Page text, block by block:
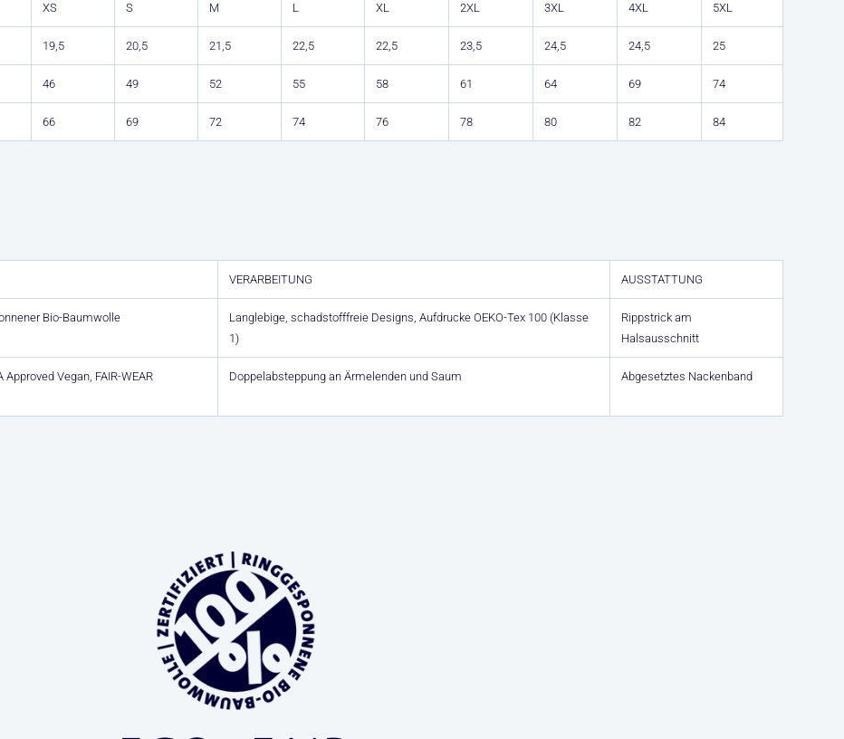
XS S M L XL 2XL 3XL 4XL 5XL
19,5 20,5 21,5 22,5 22,5 23,5 24,5 24,5 25
46 49 52 55 58 61 64 69 74
66 69 72 74 76 78 80 82 84
VERARBEITUNG AUSSTATTUNG
Bio-Baumwolle
Langlebige, schadstofffreie Designs, Aufdrucke OEKO-Tex 100 (Klasse
1)
Rippstrick am
Halsausschnitt
Vegan, FAIR-WEAR
Doppelabsteppung an Ärmelenden und Saum Abgesetztes Nackenband